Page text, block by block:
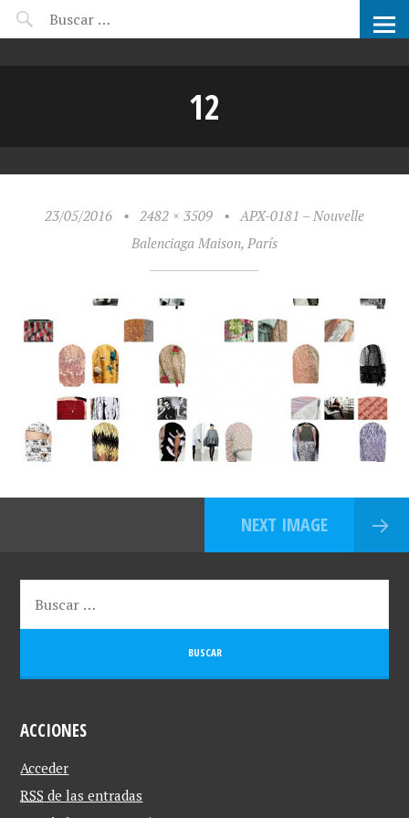
CANDIDATOS ARCHIPRIX
12
23/05/2016 • 2482 × 3509 • APX-0181 – Nouvelle
Balenciaga Maison, París
NEXT IMAGE
ACCIONES
Acceder
RSS de las entradas